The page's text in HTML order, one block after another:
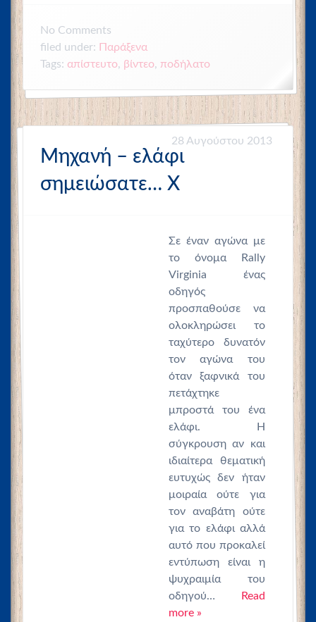
No Comments
filed under: Παράξενα
Tags: απίστευτο, βίντεο, ποδήλατο
28 Αυγούστου 2013
Μηχανή – ελάφι
σημειώσατε… Χ
Σε έναν αγώνα με
το όνομα Rally
Virginia ένας
οδηγός
προσπαθούσε να
ολοκληρώσει το
ταχύτερο δυνατόν
τον αγώνα του
όταν ξαφνικά του
πετάχτηκε
μπροστά του ένα
ελάφι. Η
σύγκρουση αν και
ιδιαίτερα θεματική
ευτυχώς δεν ήταν
μοιραία ούτε για
τον αναβάτη ούτε
για το ελάφι αλλά
αυτό που προκαλεί
εντύπωση είναι η
ψυχραιμία του
οδηγού…
Read
more »